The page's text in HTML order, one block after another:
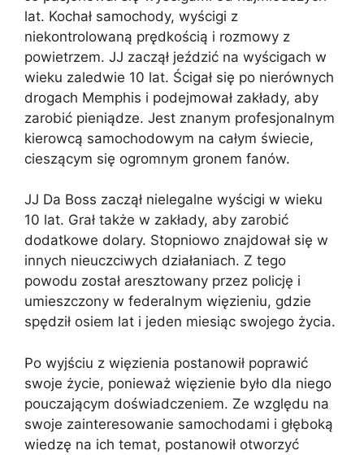
lat. Kochał samochody, wyścigi z
niekontrolowaną prędkością i rozmowy z
powietrzem. JJ zaczął jeździć na wyścigach w
wieku zaledwie 10 lat. Ścigał się po nierównych
drogach Memphis i podejmował zakłady, aby
zarobić pieniądze. Jest znanym profesjonalnym
kierowcą samochodowym na całym świecie,
cieszącym się ogromnym gronem fanów.
JJ Da Boss zaczął nielegalne wyścigi w wieku
10 lat. Grał także w zakłady, aby zarobić
dodatkowe dolary. Stopniowo znajdował się w
innych nieuczciwych działaniach. Z tego
powodu został aresztowany przez policję i
umieszczony w federalnym więzieniu, gdzie
spędził osiem lat i jeden miesiąc swojego życia.
Po wyjściu z więzienia postanowił poprawić
swoje życie, ponieważ więzienie było dla niego
pouczającym doświadczeniem. Ze względu na
swoje zainteresowanie samochodami i głęboką
wiedzę na ich temat, postanowił otworzyć